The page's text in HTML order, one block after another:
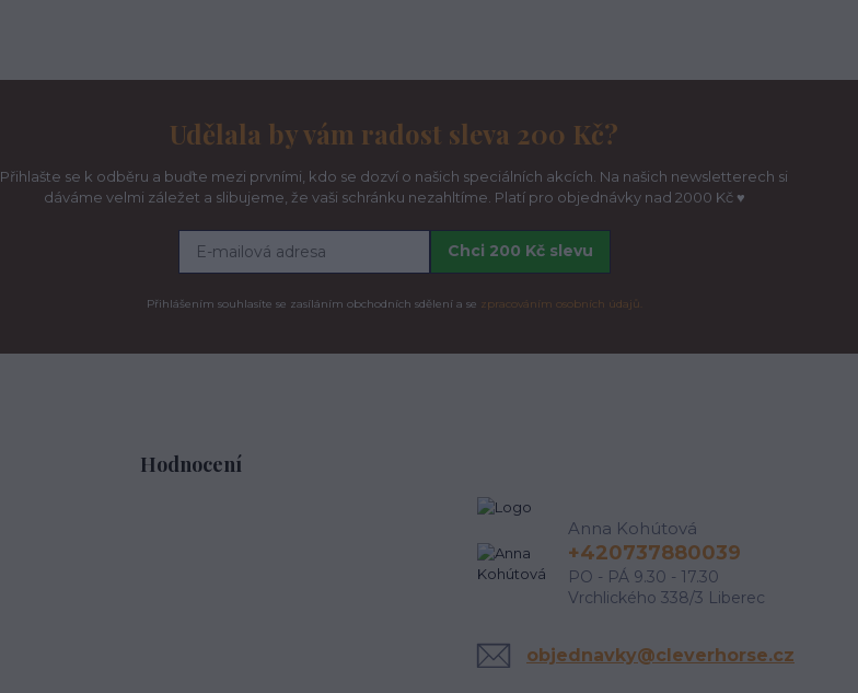
Udělala by vám radost sleva 200 Kč?
Přihlašte se k odběru a buďte mezi prvními, kdo se dozví o našich speciálních akcích. Na našich newsletterech si
dáváme velmi záležet a slibujeme, že vaši schránku nezahltíme. Platí pro objednávky nad 2000 Kč ♥
Chci 200 Kč slevu
Přihlášením souhlasíte se zasíláním obchodních sdělení a se zpracováním osobních údajů.
Hodnocení
Anna Kohútová
+420737880039
PO - PÁ 9.30 - 17.30
Vrchlického 338/3 Liberec
objednavky@cleverhorse.cz